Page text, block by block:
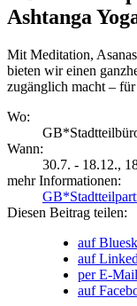
Ashtanga
Mit Meditation,
bieten wir einen
zugänglich macht –
Wo:
Wann:
30.7. - 18.12.,
mehr Informationen:
Diesen Beitrag teilen:
auf
auf
per E-Mail
auf